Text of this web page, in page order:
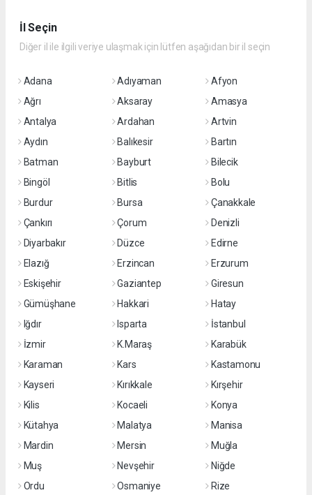
İl Seçin
Diğer il ile ilgili veriye ulaşmak için lütfen aşağıdan bir il seçin
Adana Adıyaman
Afyon
Ağrı
Aksaray
Amasya
Antalya
Ardahan
Artvin
Aydın
Balıkesir
Bartın
Batman
Bayburt
Bilecik
Bingöl
Bitlis
Bolu
Burdur
Bursa
Çanakkale
Çankırı
Çorum
Denizli
Diyarbakır
Düzce
Edirne
Elazığ
Erzincan
Erzurum
Eskişehir
Gaziantep
Giresun
Gümüşhane
Hakkari
Hatay
Iğdır
Isparta
İstanbul
İzmir
K.Maraş
Karabük
Karaman
Kars
Kastamonu
Kayseri
Kırıkkale
Kırşehir
Kilis
Kocaeli
Konya
Kütahya
Malatya
Manisa
Mardin
Mersin
Muğla
Muş
Nevşehir
Niğde
Ordu
Osmaniye Rize